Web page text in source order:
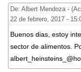
De: Albert Mendoza -
22 de febrero, 2017 -
Buenos dias, estoy
sector de alimentos.